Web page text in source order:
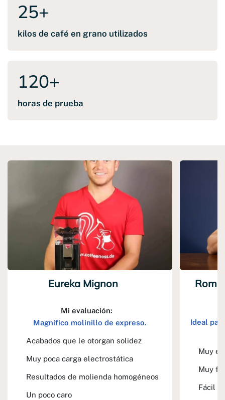
25+
kilos de café en grano utilizados
120+
horas de prueba
Eureka Mignon
Mi evaluación:
Magnífico molinillo de expreso.
Acabados que le otorgan solidez
Muy poca carga electrostática
Resultados de molienda homogéneos
Un poco caro
Ideal
Muy
Muy
Fácil